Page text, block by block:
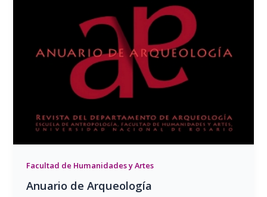
Facultad de Humanidades y Artes
Anuario de Arqueología